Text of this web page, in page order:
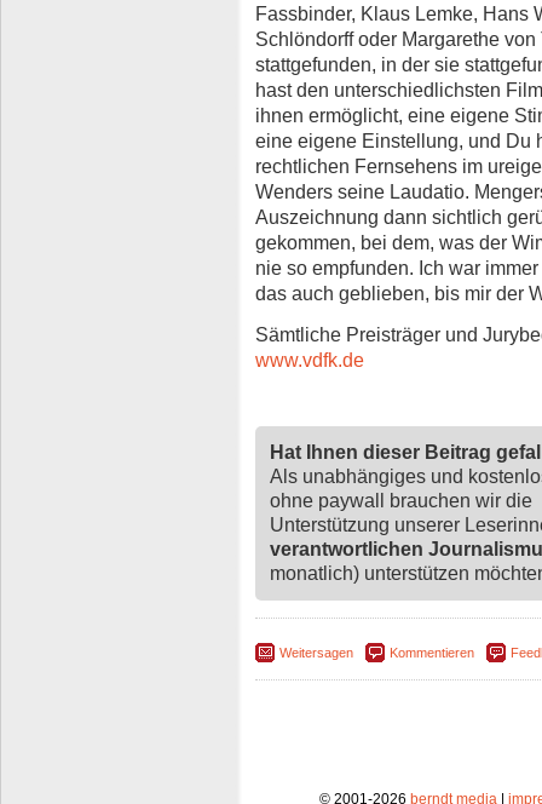
Fassbinder, Klaus Lemke, Hans
Schlöndorff oder Margarethe
stattgefunden, in der sie
hast den unterschiedlichsten
ihnen ermöglicht, eine eigene
eine eigene Einstellung, und Du
rechtlichen Fernsehens im
Wenders seine Laudatio.
Auszeichnung dann sichtlich
gekommen, bei dem, was der
nie so empfunden. Ich war
das auch geblieben, bis mir der
Sämtliche Preisträger und
www.vdfk.de
Hat Ihnen dieser Beitrag
Als unabhängiges und
ohne paywall brauchen wir die
Unterstützung unserer
verantwortlichen
monatlich) unterstützen
Weitersagen Kommentieren
© 2001-2026 berndt media |